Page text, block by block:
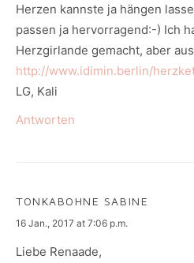
Herzen kannste ja hängen
passen ja hervorragend:-) Ich
Herzgirlande gemacht, aber
http://www.idimin.berlin/
LG, Kali
Antworten
TONKABOHNE SABINE
says:
16 Jan., 2017 at 7:06 p.m.
Liebe Renaade,